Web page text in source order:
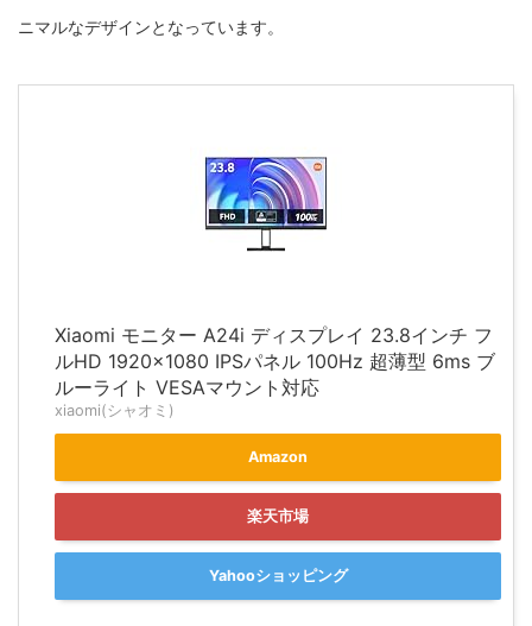
ニマルなデザインとなっています。
Xiaomi モニター A24i ディスプレイ 23.8インチ フ
ルHD 1920x1080 IPSパネル 100Hz 超薄型 6ms ブ
ルーライト VESAマウント対応
xiaomi(シャオミ)
Amazon
楽天市場
Yahooショッピング